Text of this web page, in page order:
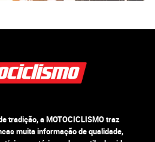
tradição, a MOTOCICLISMO traz
muita informação de qualidade,